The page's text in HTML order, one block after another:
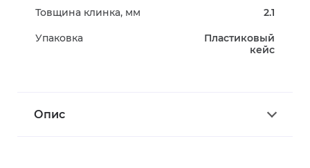
Товщина клинка, мм 2.1
Упаковка
Пластиковый
кейс
Опис